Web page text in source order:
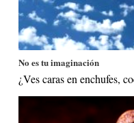
No es tu imaginación
¿Ves caras en enchufes,